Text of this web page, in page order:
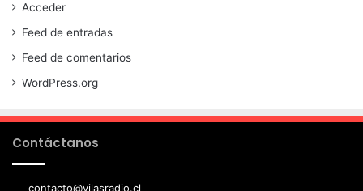
Acceder
Feed de entradas
Feed de comentarios
WordPress.org
Contáctanos
contacto@vilasradio.cl